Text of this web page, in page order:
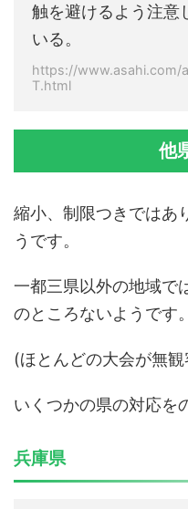
触を避けるよう注意
いる。
https://www.asahi.com/
T.html
他
縮小、制限つきではあ
うです。
一都三県以外の地域で
のところないようです。
(ほとんどの大会が無
いくつかの県の対応を
兵庫県